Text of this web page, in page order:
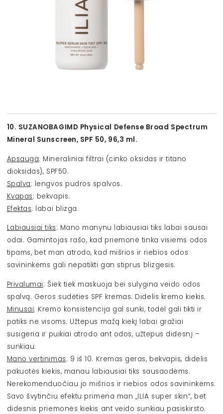
10. SUZANOBAGIMD Physical Defense Broad Spectrum
Mineral Sunscreen, SPF 50, 96,3 ml.
Apsauga: Mineraliniai filtrai (cinko oksidas ir titano
dioksidas), SPF50.
Spalva: lengvos pudros spalvos.
Kvapas: bekvapis.
Efektas: labai blizga.
Labiausiai tiks: Mano manynu labiausiai tiks labai sausai
odai. Gamintojas rašo, kad priemonė tinka visiems odos
tipams, bet man atrodo, kad mišrios ir riebios odos
savininkėms gali nepatikti gan stiprus blizgesis.
Privalumai: Šiek tiek maskuoja bei sulygina veido odos
spalvą. Geros sudėties SPF kremas. Didelis kremo kiekis.
Minusai: Kremo konsistencija gal sunki, todėl gali tikti ir
patiks ne visoms. Užtepus mažą kiekį labai gražiai
susigeria ir puikiai atrodo ant odos, užtepus didesnį –
sunkiau.
Mano vertinimas: 9 iš 10. Kremas geras, bekvapis, didelis
pakuotės kiekis, manau labiausiai tiks sausaodėms.
Nerekomenduočiau jo mišrios ir riebios odos savininkėms.
Savo švytinčiu efektu primena man „ILIA super skin“, bet
didesnis priemonės kiekis ant veido sunkiau pasiskirsto.